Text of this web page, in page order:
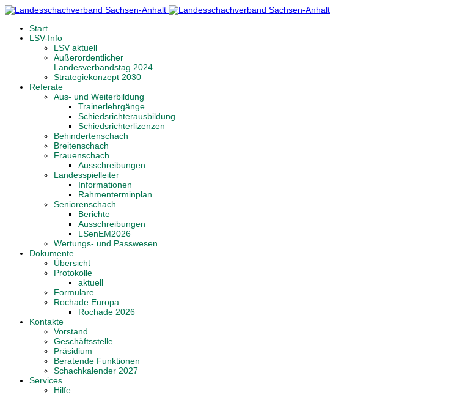
Start
LSV-Info
LSV aktuell
Außerordentlicher
Landesverbandstag 2024
Strategiekonzept 2030
Referate
Aus- und Weiterbildung
Trainerlehrgänge
Schiedsrichterausbildung
Schiedsrichterlizenzen
Behindertenschach
Breitenschach
Frauenschach
Ausschreibungen
Landesspielleiter
Informationen
Rahmenterminplan
Seniorenschach
Berichte
Ausschreibungen
LSenEM2026
Wertungs- und Passwesen
Dokumente
Übersicht
Protokolle
aktuell
Formulare
Rochade Europa
Rochade 2026
Kontakte
Vorstand
Geschäftsstelle
Präsidium
Beratende Funktionen
Schachkalender 2027
Services
Hilfe